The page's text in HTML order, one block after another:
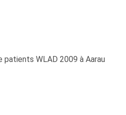
patients WLAD 2009 à Aarau